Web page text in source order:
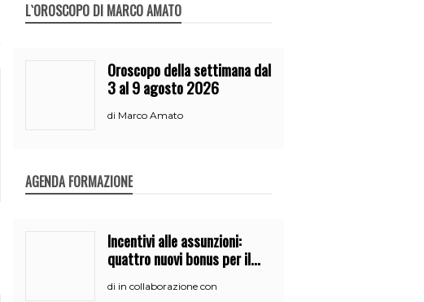
L`OROSCOPO DI MARCO AMATO
Oroscopo della settimana dal
3 al 9 agosto 2026
di Marco Amato
AGENDA FORMAZIONE
Incentivi alle assunzioni:
quattro nuovi bonus per il
di in collaborazione con